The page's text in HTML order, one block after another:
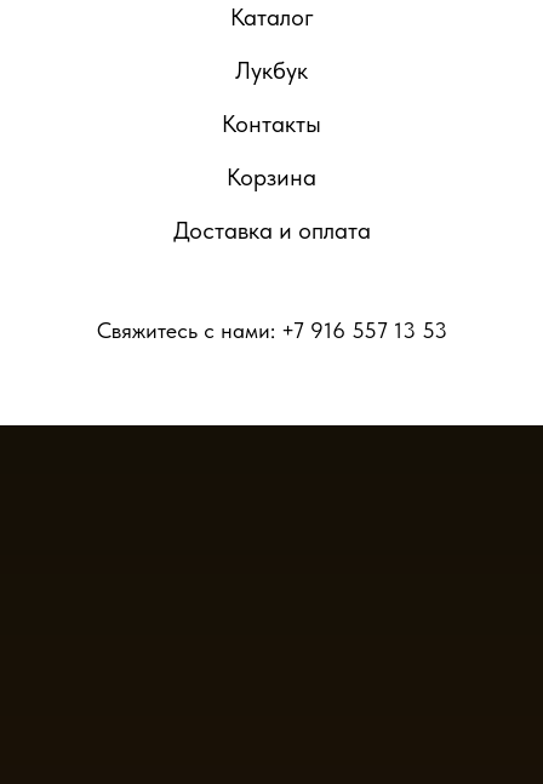
Каталог
Лукбук
Контакты
Корзина
Доставка и оплата
Свяжитесь с нами: +7 916 557 13 53